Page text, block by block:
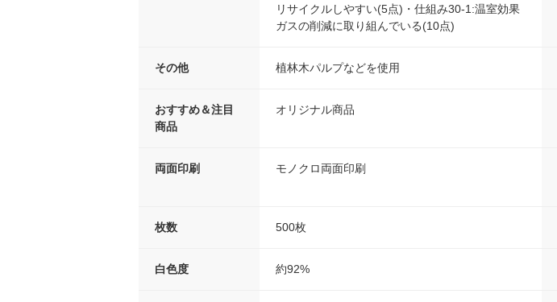
リサイクルしやすい(5点)・仕組み30-1:温室効果
ガスの削減に取り組んでいる(10点)
その他 植林木パルプなどを使用
おすすめ＆注目
商品
オリジナル商品
両面印刷 モノクロ両面印刷
枚数 500枚
白色度 約92%